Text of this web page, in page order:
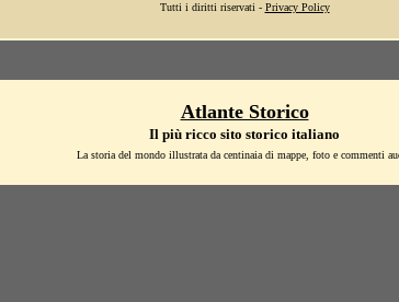
Tutti i diritti riservati - Privacy Policy
Atlante Storico
Il più ricco sito storico italiano
La storia del mondo illustrata da centinaia di mappe, foto e commenti